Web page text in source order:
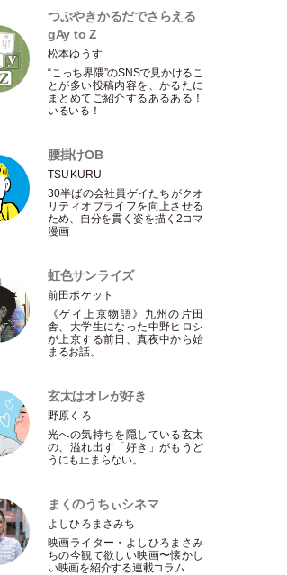
つぶやきかるだでさらえる
gAy to Z
松本ゆうす
“こっち界隈”のSNSで見かけるこ
とが多い投稿内容を、かるたに
まとめてご紹介するあるある！
いるいる！
腰掛けOB
TSUKURU
30半ばの会社員ゲイたちがクオ
リティオブライフを向上させる
ため、自分を貫く姿を描く2コマ
漫画
虹色サンライズ
前田ポケット
《ゲイ上京物語》九州の片田
舎、大学生になった中野ヒロシ
が上京する前日、真夜中から始
まるお話。
玄太はオレが好き
野原くろ
光への気持ちを隠している玄太
の、溢れ出す 「好き 」がもうど
うにも止まらない。
まくのうちぃシネマ
よしひろまさみち
映画ライター ・ よしひろまさみ
ちの今観て欲しい映画〜懐かし
い映画を紹介する連載コラム